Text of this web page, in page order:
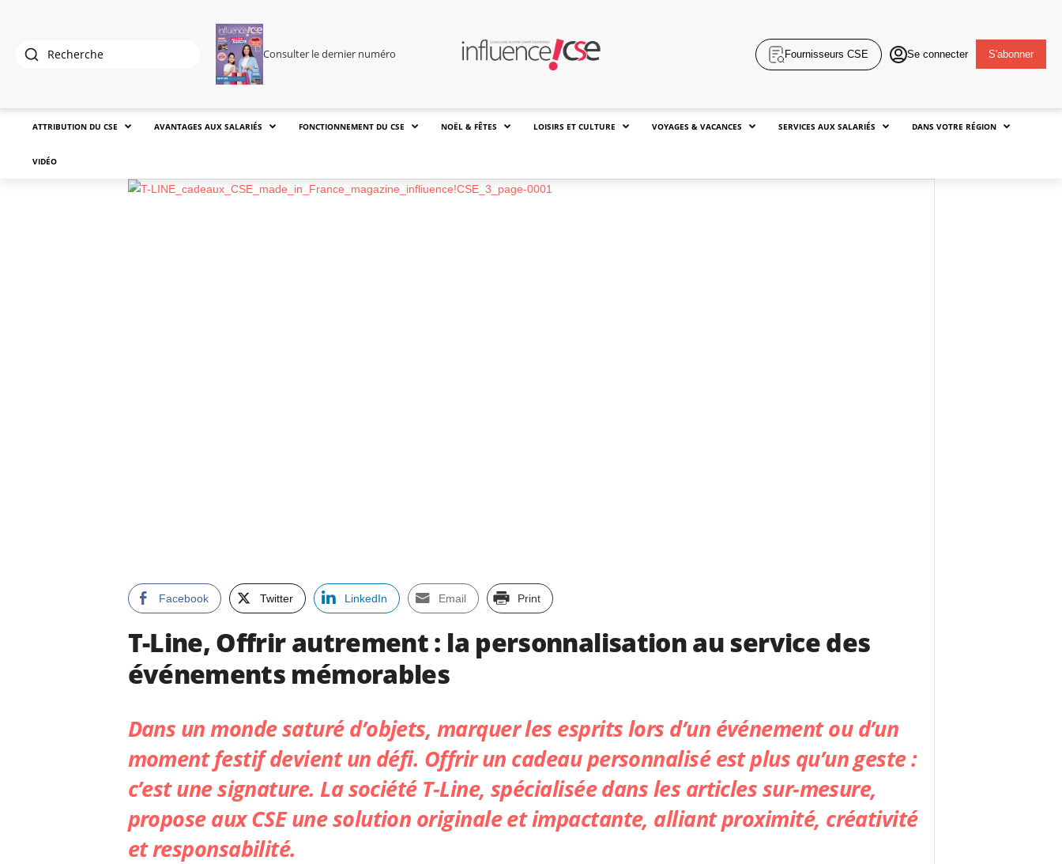
Consulter le dernier numéro Fournisseurs CSE Se connecter S'abonner
ATTRIBUTION DU CSE AVANTAGES AUX SALARIÉS FONCTIONNEMENT DU CSE NOËL & FÊTES LOISIRS ET CULTURE VOYAGES & VACANCES SERVICES AUX SALARIÉS DANS VOTRE RÉGION
VIDÉO
Facebook Twitter LinkedIn Email Print
T-Line, Offrir autrement : la personnalisation au service des
événements mémorables
Dans un monde saturé d’objets, marquer les esprits lors d’un événement ou d’un
moment festif devient un défi. Offrir un cadeau personnalisé est plus qu’un geste :
c’est une signature. La société T-Line, spécialisée dans les articles sur-mesure,
propose aux CSE une solution originale et impactante, alliant proximité, créativité
et responsabilité.